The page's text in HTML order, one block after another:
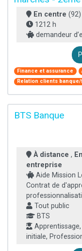
En centre (92)
1212 h
demandeur
Finance et assurance
Relation clients
BTS Banque
À distance ,
entreprise
Aide Mission
Contrat de
Tout public
BTS
initiale,